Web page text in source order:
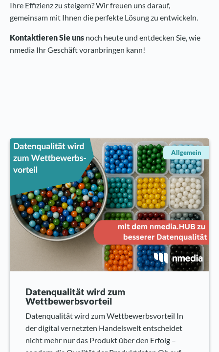
Ihre Effizienz zu steigern? Wir freuen uns darauf,
gemeinsam mit Ihnen die perfekte Lösung zu entwickeln.
Kontaktieren Sie uns noch heute und entdecken Sie, wie
nmedia Ihr Geschäft voranbringen kann!
Allgemein
Datenqualität wird zum
Wettbewerbsvorteil
Datenqualität wird zum Wettbewerbsvorteil In
der digital vernetzten Handelswelt entscheidet
nicht mehr nur das Produkt über den Erfolg –